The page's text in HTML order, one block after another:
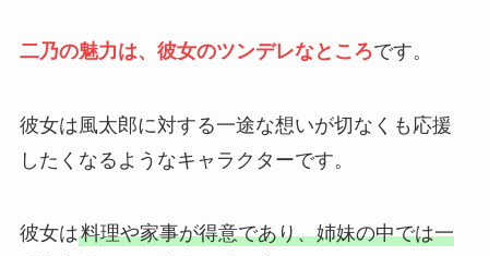
二乃の魅力は、彼女のツンデレなところです。
彼女は風太郎に対する一途な想いが切なくも応援
したくなるようなキャラクターです。
彼女は料理や家事が得意であり、姉妹の中では一